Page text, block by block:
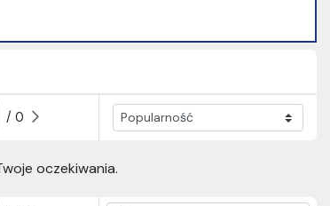
/ 0
oczekiwania.